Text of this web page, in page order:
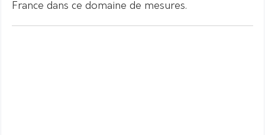
France dans ce domaine de mesures.